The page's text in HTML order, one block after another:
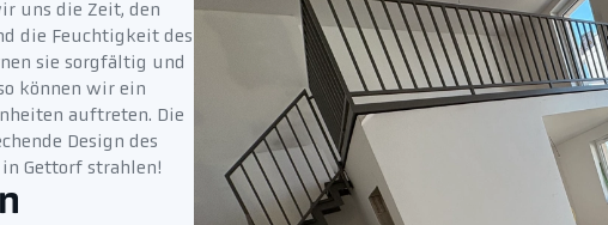
uns die Zeit, den
die Feuchtigkeit des
sie sorgfältig und
können wir ein
auftreten. Die
Design des
Gettorf strahlen!